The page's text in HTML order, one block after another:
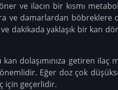
ve ilacın bir kısmı
ve damarlardan böbreklere
dakikada yaklaşık bir kan
dolaşımınıza getiren ilaç
Eğer doz çok
için geçerlidir.